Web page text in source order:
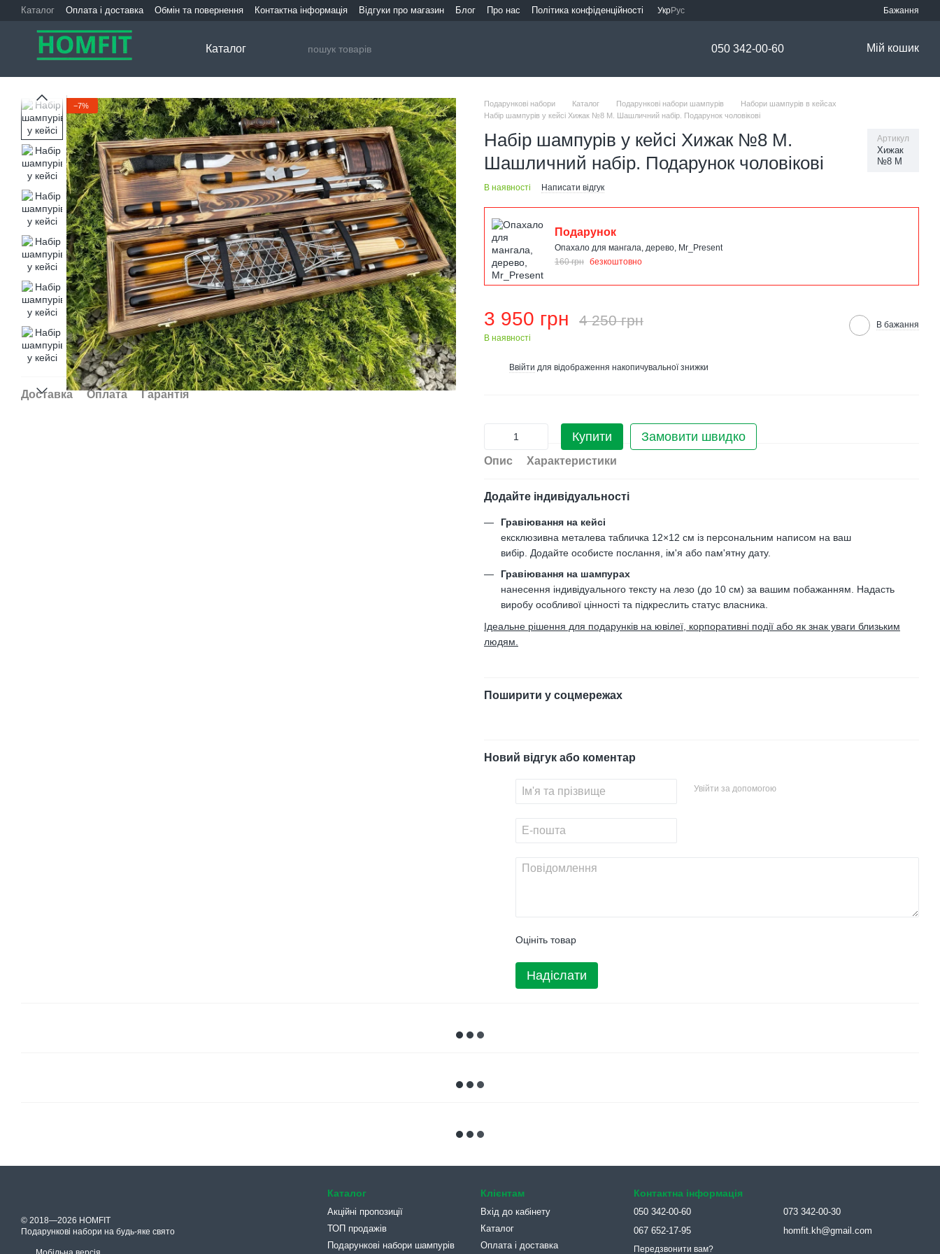
Перейти до основного контенту
Каталог Оплата і доставка Обмін та повернення Контактна інформація Відгуки про магазин Блог Про нас Політика конфіденційності УкрРус Бажання
Каталог 050 342-00-60 Мій кошик
−7%
Доставка Оплата Гарантія
Подарункові набори Каталог Подарункові набори шампурів
Набори шампурів в кейсах
Набір шампурів у кейсі Хижак №8 M. Шашличний набір. Подарунок чоловікові
Набір шампурів у кейсі Хижак №8 M.
Шашличний набір. Подарунок чоловікові
Артикул
Хижак
№8 M
В наявності Написати відгук
Подарунок
Опахало для мангала, дерево, Mr_Present
160 грн безкоштовно
3 950 грн 4 250 грн
В наявності
В бажання
Ввійти для відображення накопичувальної знижки
Купити Замовити швидко
Опис Характеристики
Додайте індивідуальності
Гравіювання на кейсі
ексклюзивна металева табличка 12×12 см із персональним написом на ваш
вибір. Додайте особисте послання, ім'я або пам'ятну дату.
Гравіювання на шампурах
нанесення індивідуального тексту на лезо (до 10 см) за вашим побажанням. Надасть
виробу особливої цінності та підкреслить статус власника.
Ідеальне рішення для подарунків на ювілеї, корпоративні події або як знак уваги близьким
людям.
Поширити у соцмережах
Новий відгук або коментар
Увійти за допомогою
Оцініть товар
Надіслати
© 2018—2026 HOMFIT
Подарункові набори на будь-яке свято
Каталог
Акційні пропозиції
ТОП продажів
Подарункові набори шампурів
Клієнтам
Вхід до кабінету
Каталог
Оплата і доставка
Контактна інформація
050 342-00-60
067 652-17-95
Передзвонити вам?
073 342-00-30
homfit.kh@gmail.com